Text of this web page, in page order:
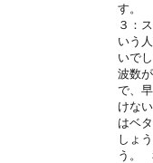
す。
３：
いう
いで
波数
で、
けな
はベ
しょ
う。